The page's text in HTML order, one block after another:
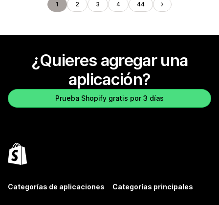
1 2 3 4 44
¿Quieres agregar una
aplicación?
Prueba Shopify gratis por 3 días
Categorías de aplicaciones Categorías principales